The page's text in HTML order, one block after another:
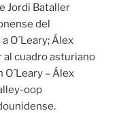
Jordi Bataller
del
O´Leary; Álex
al cuadro asturiano
– Álex
oop